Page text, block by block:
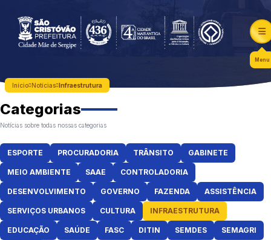
Menu
Início Notícias Infraestrutura
Categorias
Notícias sobre todas nossas categorias
ESPORTE PROCURADORIA TRÂNSITO GABINETE
MEIO AMBIENTE SAAE CONTROLADORIA
DESENVOLVIMENTO GOVERNO FAZENDA ASSISTÊNCIA
SERVIÇOS URBANOS CULTURA INFRAESTRUTURA
EDUCAÇÃO SAÚDE FASC DITIN SEMDES SEMAGRI